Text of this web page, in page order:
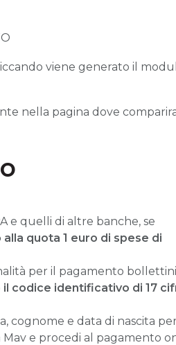
viene generato il
nella pagina dove
e quelli di altre banche, se
quota 1 euro di spese di
per il pagamento bollettini
il codice identificativo di 17
cognome e data di nascita
e procedi al pagamento